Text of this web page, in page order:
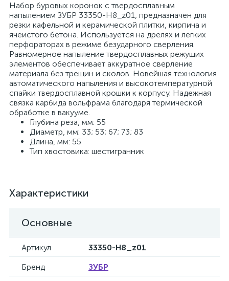
Набор буровых коронок с твердосплавным
напылением ЗУБР 33350-H8_z01, предназначен для
резки кафельной и керамической плитки, кирпича и
ячеистого бетона. Используется на дрелях и легких
перфораторах в режиме безударного сверления.
Равномерное напыление твердосплавных режущих
элементов обеспечивает аккуратное сверление
материала без трещин и сколов. Новейшая технология
автоматического напыления и высокотемпературной
спайки твердосплавной крошки к корпусу. Надежная
связка карбида вольфрама благодаря термической
обработке в вакууме.
Глубина реза, мм: 55
Диаметр, мм: 33; 53; 67; 73; 83
Длина, мм: 55
Тип хвостовика: шестигранник
Характеристики
Основные
Артикул
33350-H8_z01
Бренд
ЗУБР